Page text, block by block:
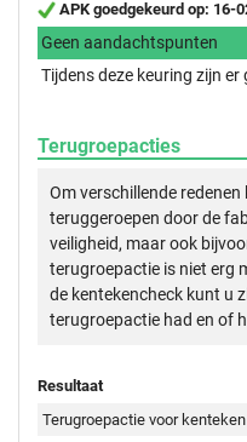
APK goedgekeurd op: 16-
Geen aandachtspunten
Tijdens deze keuring zijn
Terugroepacties
Om verschillende
teruggeroepen door de
veiligheid, maar ook
terugroepactie is niet erg
de kentekencheck kunt u
terugroepactie had en of
Resultaat
Terugroepactie voor